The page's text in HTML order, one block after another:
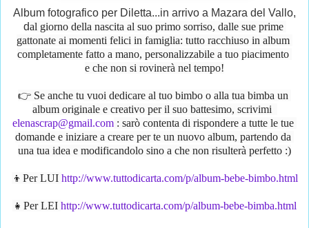
Album fotografico per Diletta...in arrivo a Mazara del Vallo,
dal giorno della nascita al suo primo sorriso, dalle sue prime
gattonate ai momenti felici in famiglia: tutto racchiuso in album
completamente fatto a mano, personalizzabile a tuo piacimento
e che non si rovinerà nel tempo!
👉 Se anche tu vuoi dedicare al tuo bimbo o alla tua bimba un
elenascrap@gmail.com : sarò contenta di rispondere a tutte le tue
domande e iniziare a creare per te un nuovo album, partendo da
una tua idea e modificandolo sino a che non risulterà perfetto :)
👦Per LUI http://www.tuttodicarta.com/p/album-bebe-bimbo.html
👧Per LEI http://www.tuttodicarta.com/p/album-bebe-bimba.html